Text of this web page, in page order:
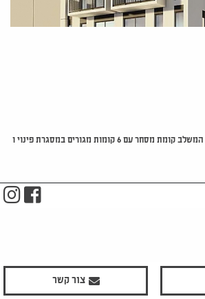
המשלבקומת מסחרעם קומות מגוריםבמסגרתפינויו
צור קשר